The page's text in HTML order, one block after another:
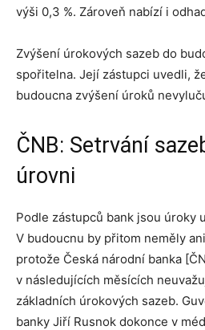
výši 0,3 %. Zároveň nabízí i
Zvýšení úrokových sazeb do
spořitelna. Její zástupci uvedli,
budoucna zvýšení úroků
ČNB: Setrvání
úrovni
Podle zástupců bank jsou úroky
V budoucnu by přitom neměly
protože Česká národní banka
v následujících měsících
základních úrokových sazeb.
banky Jiří Rusnok dokonce v